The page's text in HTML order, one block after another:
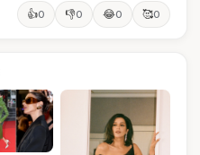
👍0 👎0 😂0 🥰0